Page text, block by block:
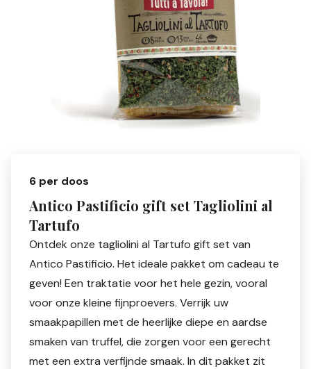
6 per doos
Antico Pastificio gift set Tagliolini al
Tartufo
Ontdek onze tagliolini al Tartufo gift set van
Antico Pastificio. Het ideale pakket om cadeau te
geven! Een traktatie voor het hele gezin, vooral
voor onze kleine fijnproevers. Verrijk uw
smaakpapillen met de heerlijke diepe en aardse
smaken van truffel, die zorgen voor een gerecht
met een extra verfijnde smaak. In dit pakket zit